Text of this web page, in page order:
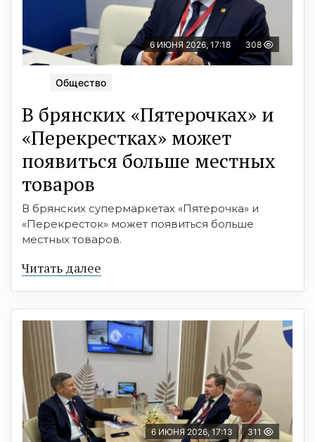
6 ИЮНЯ 2026, 17:18 308
Общество
В брянских «Пятерочках» и
«Перекрестках» может
появиться больше местных
товаров
В брянских супермаркетах «Пятерочка» и
«Перекресток» может появиться больше
местных товаров.
Читать далее
6 ИЮНЯ 2026, 17:13 311